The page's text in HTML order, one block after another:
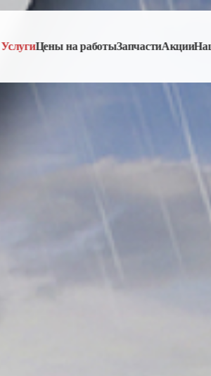
УслугиЦены на работыЗапчастиАкции